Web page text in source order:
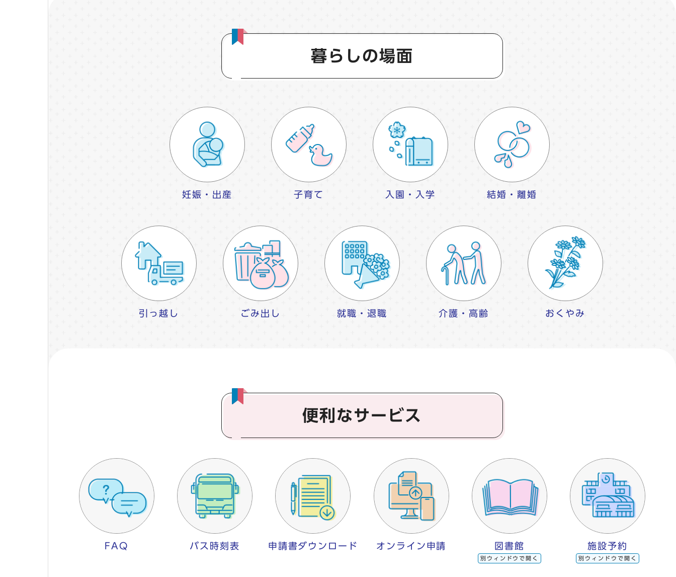
暮らしの場面
妊娠・出産 子育て 入園・入学 結婚・離婚
引っ越し ごみ出し 就職・退職 介護・高齢 おくやみ
便利なサービス
FAQ バス時刻表 申請書ダウンロード オンライン申請 図書館
別ウィンドウで開く
施設予約
別ウィンドウで開く